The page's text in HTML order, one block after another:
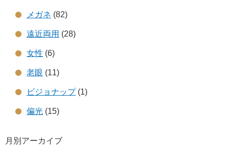
メガネ (82)
遠近両用 (28)
女性 (6)
老眼 (11)
ビジョナップ(1)
偏光 (15)
月別アーカイブ